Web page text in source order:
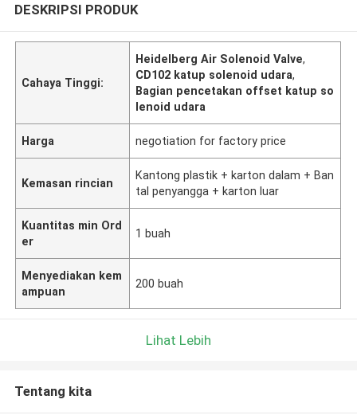
DESKRIPSI PRODUK
Cahaya Tinggi:
Heidelberg Air Solenoid Valve,
CD102 katup solenoid udara,
Bagian pencetakan offset katup so
lenoid udara
Harga negotiation for factory price
Kemasan rincian
Kantong plastik + karton dalam + Ban
tal penyangga + karton luar
Kuantitas min Ord
er
1 buah
Menyediakan kem
ampuan
200 buah
Lihat Lebih
Tentang kita